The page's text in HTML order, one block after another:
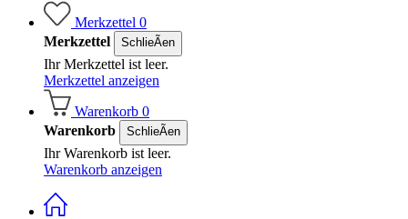
Merkzettel 0
Merkzettel
SchlieÃen
Ihr Merkzettel ist leer.
Merkzettel anzeigen
Warenkorb 0
Warenkorb
SchlieÃen
Ihr Warenkorb ist leer.
Warenkorb anzeigen